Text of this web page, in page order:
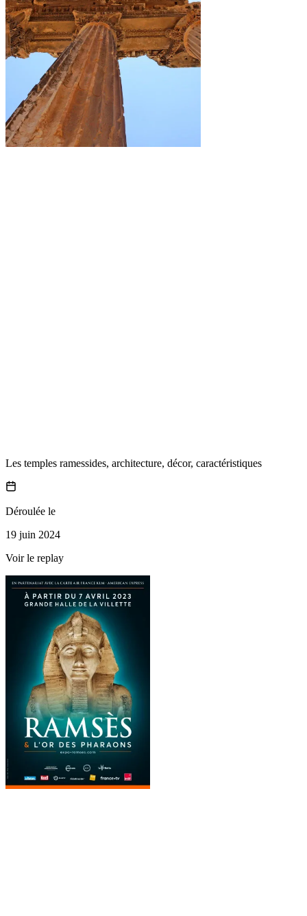
Les temples ramessides, architecture, décor, caractéristiques
Déroulée le
19 juin 2024
Voir le replay